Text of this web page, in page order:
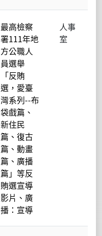
最高檢察
署111年地
方公職人
員選舉
「反賄
選，愛臺
灣系列--布
袋戲篇、
新住民
篇、復古
篇、動畫
篇、廣播
篇」等反
賄選宣導
影片、廣
播：宣導
人事
室